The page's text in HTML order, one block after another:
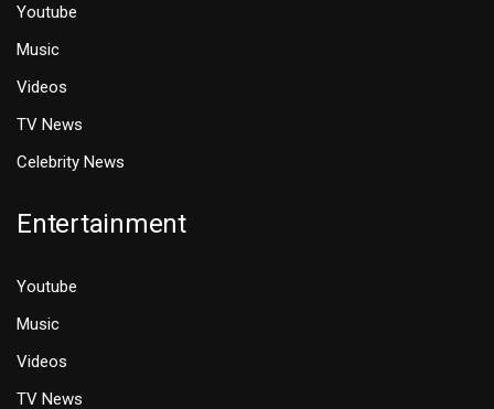
Youtube
Music
Videos
TV News
Celebrity News
Entertainment
Youtube
Music
Videos
TV News